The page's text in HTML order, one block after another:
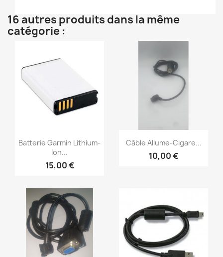
16 autres produits dans la même
catégorie :
Aperçu rapide
Batterie Garmin Lithium-
Ion...
15,00 €
Aperçu rapide
Câble Allume-Cigare...
10,00 €